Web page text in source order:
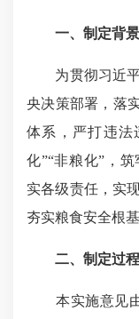
一、制定背景
为贯彻习近平
央决策部署，落
体系，严打违法
化”“非粮化”，
实各级责任，实
夯实粮食安全根基
二、制定过程
本实施意见由